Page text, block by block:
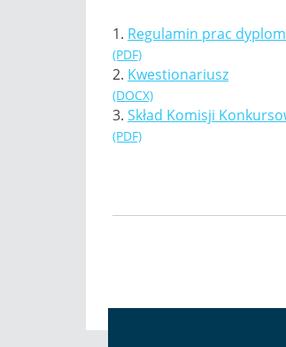
1. Regulamin prac
(PDF)
2. Kwestionariusz
(DOCX)
3. Skład Komisji
(PDF)